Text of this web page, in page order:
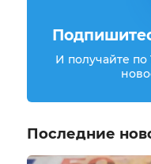
И получайте
Последние